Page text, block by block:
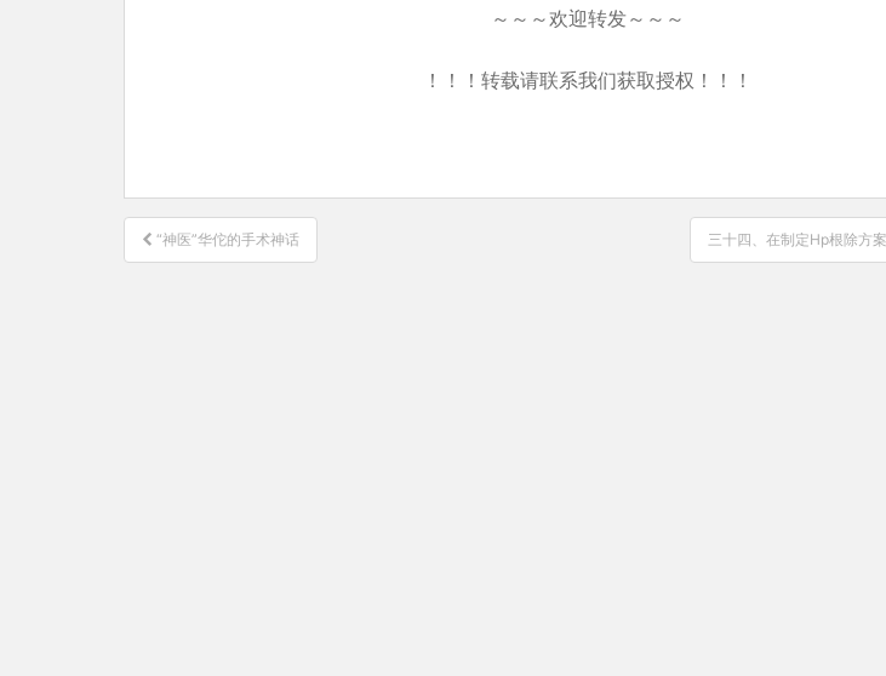
～～～欢迎转发～～～
！！！转载请联系我们获取授权！！！
文
章
“神医”华佗的手术神话 三十四、在制定Hp根除方